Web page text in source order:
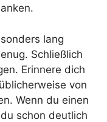
lang
Schließlich
Erinnere dich
von
Wenn du einen
schon deutlich